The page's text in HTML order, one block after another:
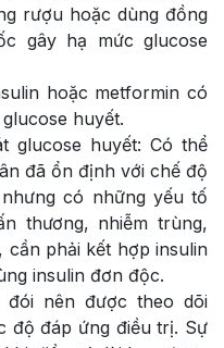
rượu hoặc dùng đồng
gây hạ mức glucose
hoặc metformin có
huyết.
glucose huyết: Có thể
đã ổn định với chế độ
có những yếu tố
thương, nhiễm trùng,
cần phải kết hợp insulin
insulin đơn độc.
đói nên được theo dõi
độ đáp ứng điều trị. Sự